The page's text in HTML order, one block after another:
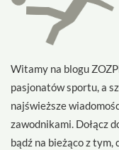
Witamy na blogu
pasjonatów sportu, a
najświeższe
zawodnikami. Dołącz
bądź na bieżąco z tym,